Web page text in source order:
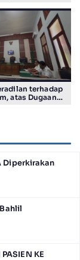
2026–2031
terhadap
atas Dugaan
Diperkirakan
KE